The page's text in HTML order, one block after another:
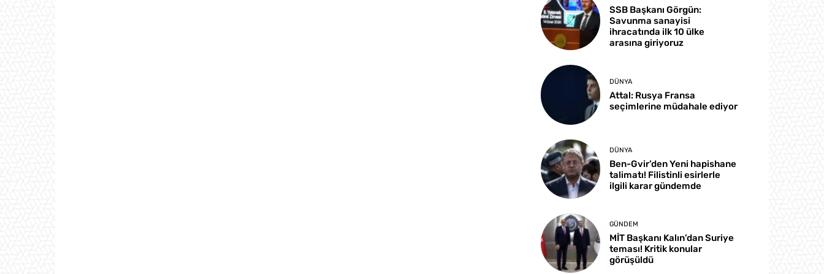
SSB Başkanı Görgün:
Savunma sanayisi
ihracatında ilk 10 ülke
arasına giriyoruz
DÜNYA
Attal: Rusya Fransa
seçimlerine müdahale ediyor
DÜNYA
Ben-Gvir’den Yeni hapishane
talimatı! Filistinli esirlerle
ilgili karar gündemde
GÜNDEM
MİT Başkanı Kalın’dan Suriye
teması! Kritik konular
görüşüldü